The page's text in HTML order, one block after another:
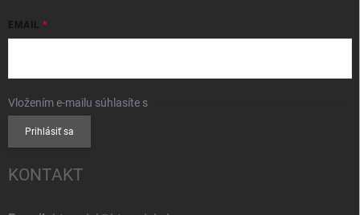
EMAIL
Vložením e-mailu súhlasíte s
Prihlásiť sa
KONTAKT